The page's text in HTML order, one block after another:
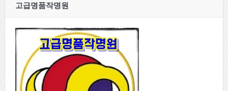
고급명품작명원